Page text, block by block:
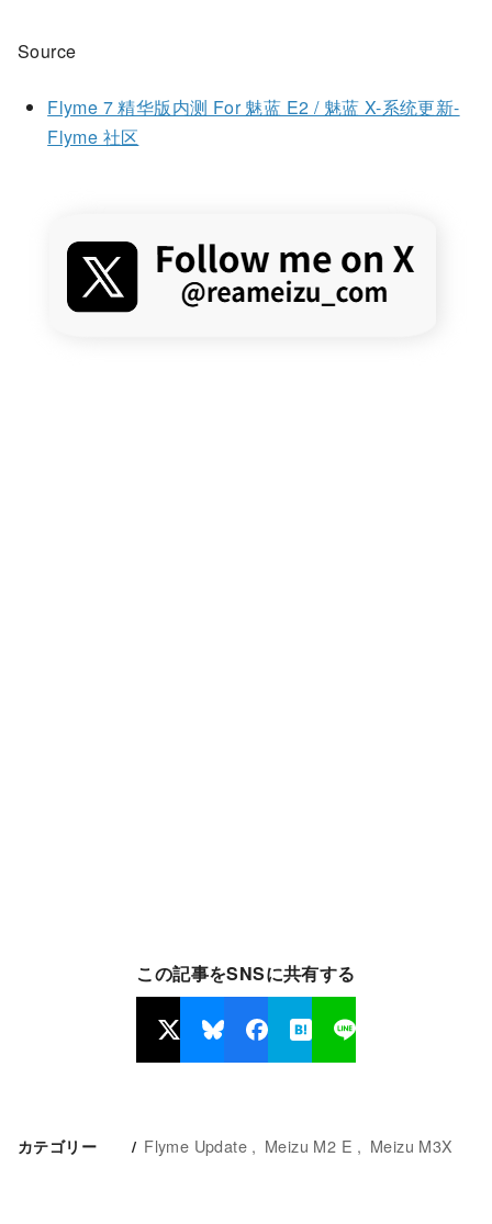
Source
Flyme 7 精华版内测 For 魅蓝 E2 / 魅蓝 X-系统更新-
Flyme 社区
この記事をSNSに共有する
カテゴリー Flyme Update Meizu M2 E Meizu M3X